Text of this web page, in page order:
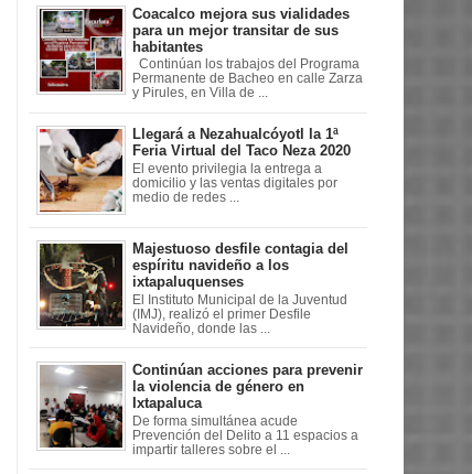
Coacalco mejora sus vialidades
para un mejor transitar de sus
habitantes
Continúan los trabajos del Programa
Permanente de Bacheo en calle Zarza
y Pirules, en Villa de ...
Llegará a Nezahualcóyotl la 1ª
Feria Virtual del Taco Neza 2020
El evento privilegia la entrega a
domicilio y las ventas digitales por
medio de redes ...
Majestuoso desfile contagia del
espíritu navideño a los
ixtapaluquenses
El Instituto Municipal de la Juventud
(IMJ), realizó el primer Desfile
Navideño, donde las ...
Continúan acciones para prevenir
la violencia de género en
Ixtapaluca
De forma simultánea acude
Prevención del Delito a 11 espacios a
impartir talleres sobre el ...